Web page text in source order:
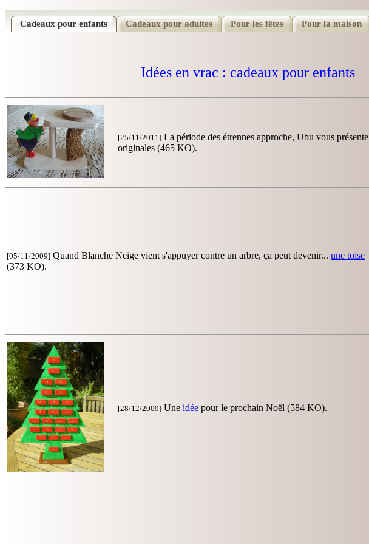
Cadeaux pour enfants Cadeaux pour adultes Pour les fêtes Pour la maison
Idées en vrac : cadeaux pour enfants
[25/11/2011] La période des étrennes approche, Ubu vous présente
originales (465 KO).
[05/11/2009] Quand Blanche Neige vient s'appuyer contre un arbre, ça peut devenir... une toise
(373 KO).
[28/12/2009] Une idée pour le prochain Noël (584 KO).